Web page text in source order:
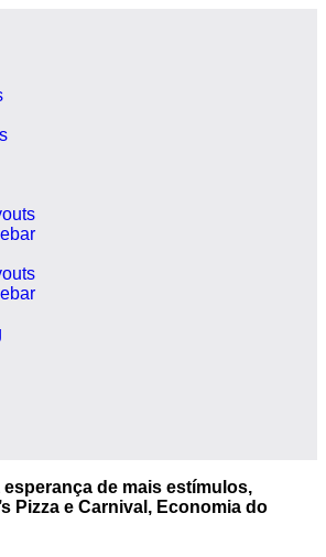
esperança de mais estímulos,
Pizza e Carnival, Economia do